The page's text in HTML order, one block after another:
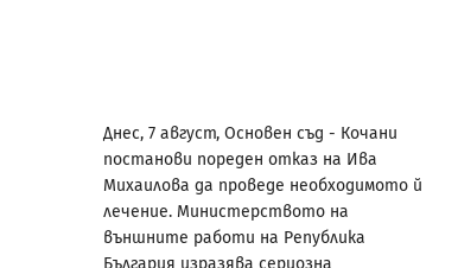
Днес, 7 август, Основен съд - Кочани
постанови пореден отказ на Ива
Михаилова да проведе необходимото й
лечение. Министерството на
външните работи на Република
България изразява сериозна